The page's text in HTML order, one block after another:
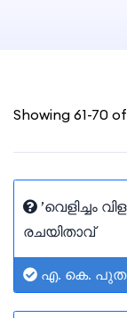
Showing 61-70
’വെളിച്ചം
രചയിതാവ്
എ. കെ.